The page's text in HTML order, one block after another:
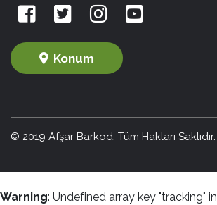
Konum
© 2019 Afşar Barkod. Tüm Hakları Saklıdır.
Warning: Undefined array key "tracking" in